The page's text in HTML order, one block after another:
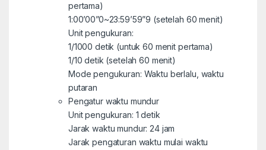
pertama)
1:00’00”0~23:59’59”9 (setelah 60 menit)
Unit pengukuran:
1/1000 detik (untuk 60 menit pertama)
1/10 detik (setelah 60 menit)
Mode pengukuran: Waktu berlalu, waktu
putaran
Pengatur waktu mundur
Unit pengukuran: 1 detik
Jarak waktu mundur: 24 jam
Jarak pengaturan waktu mulai waktu